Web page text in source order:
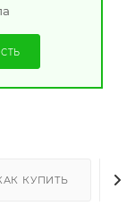
КУПИТЬ